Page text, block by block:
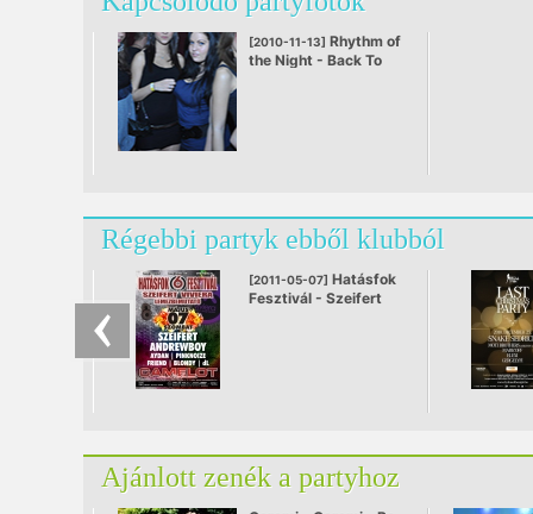
[2010-11-13] Rhythm of
the Night - Back To
Régebbi partyk ebből klubból
[2011-05-07] Hatásfok
Fesztivál - Szeifert
Ajánlott zenék a partyhoz